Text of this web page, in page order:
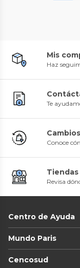
Mis
Haz
Te
Conoce
Revisa
Centro de Ayuda
Mundo Paris
Cencosud